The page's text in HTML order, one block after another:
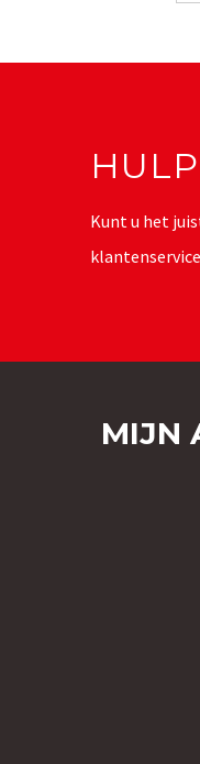
Kunt u het
MIJN